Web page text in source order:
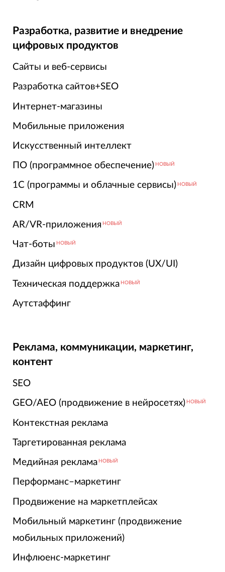
Разработка, развитие и внедрение
цифровых продуктов
Сайты и веб-сервисы
Разработка сайтов+SEO
Интернет-магазины
Мобильные приложения
Искусственный интеллект
ПО (программное обеспечение) НОВЫЙ
1С (программы и облачные сервисы) НОВЫЙ
CRM
AR/VR-приложения НОВЫЙ
Чат-боты НОВЫЙ
Дизайн цифровых продуктов (UX/UI)
Техническая поддержка НОВЫЙ
Аутстаффинг
Реклама, коммуникации, маркетинг,
контент
SEO
GEO/AEO (продвижение в нейросетях) НОВЫЙ
Контекстная реклама
Таргетированная реклама
Медийная реклама НОВЫЙ
Перформанс–маркетинг
Продвижение на маркетплейсах
Мобильный маркетинг (продвижение
мобильных приложений)
Инфлюенс-маркетинг